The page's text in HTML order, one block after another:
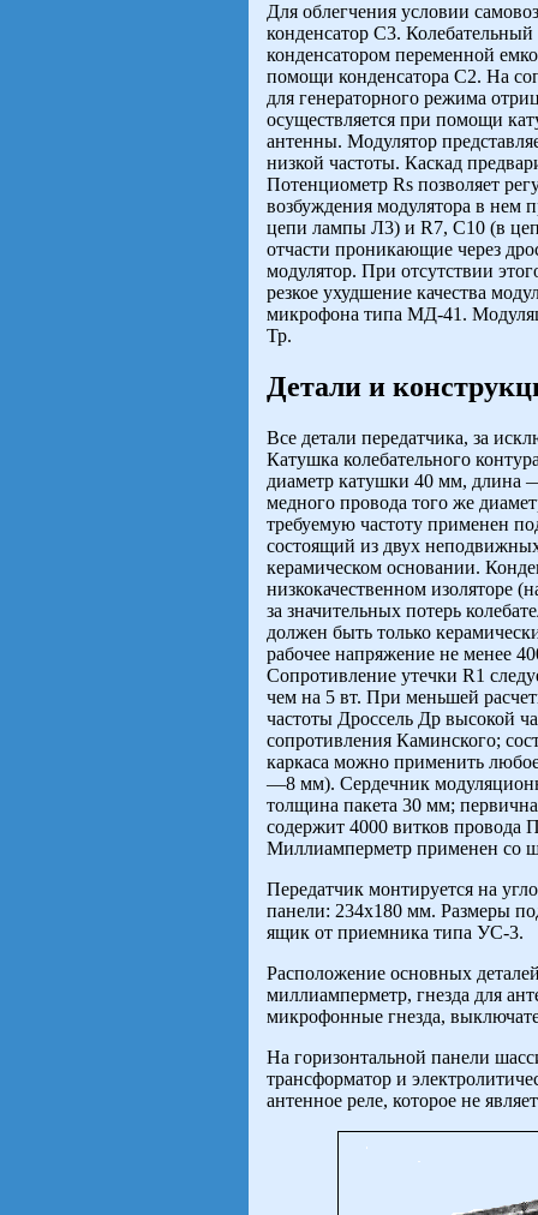
Для облегчения условии
конденсатор C3.
конденсатором переменной
помощи конденсатора C2. На
для генераторного режима
осуществляется при помощи
антенны. Модулятор
низкой частоты. Каскад
Потенциометр Rs позволяет
возбуждения модулятора в
цепи лампы Л3) и R7, C10 (в
отчасти проникающие через
модулятор. При отсутствии
резкое ухудшение качества
микрофона типа МД-41.
Тр.
Детали и
Все детали передатчика, за
Катушка колебательного
диаметр катушки 40 мм, длина
медного провода того же
требуемую частоту применен
состоящий из двух
керамическом основании.
низкокачественном изоляторе
за значительных потерь
должен быть только
рабочее напряжение не менее
Сопротивление утечки R1
чем на 5 вт. При меньшей
частоты Дроссель Др высокой
сопротивления Каминского;
каркаса можно применить
—8 мм). Сердечник
толщина пакета 30 мм;
содержит 4000 витков провода
Миллиамперметр применен со
Передатчик монтируется на
панели: 234x180 мм. Размеры
ящик от приемника типа УС-3.
Расположение основных
миллиамперметр, гнезда для
микрофонные гнезда,
На горизонтальной панели
трансформатор и
антенное реле, которое не